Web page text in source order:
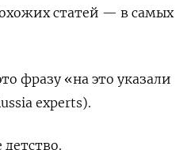
статей — в самых
фразу «на это указали
experts).